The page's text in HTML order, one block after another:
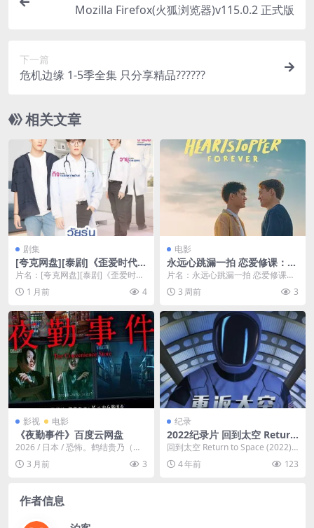
Mozilla Firefox(火狐浏览器)v115.0.2 正式版
下一篇
危机边缘 1-5季全集 只分享精品??????
相关文章
剧集
[夸克网盘][泰剧]《歪爱时代》
（1-2季）（2020-2021）同性
豆瓣6.8
片名：[夸克网盘][泰剧]《歪爱时
代》（1-2季）（2020-2021）同性
豆...1 月前 4
电影
永远心跳漏一拍 恋爱修课：直
到永远(台) / 心跳漏一拍(电影
版) / 心跳漏一拍：直到永远 /
心跳为你停：直到永远
片名：永远心跳漏一拍 恋爱修课：
直到永远(台) / 心跳漏一拍(电影版)
/ 心...3 周前 3
影视 电影
《夜勤事件》百度云网盘
2026 / 日本 / 恐怖。鹤结贵乃（南
琴奈 饰）是便利店的深夜兼职生，
像往常...
3 月前 3
纪录
2022纪录片 回到太空 Return
to Space (2022)/重返太空
(台) / 回归太空(港)
回到太空 Return to Space (2022)/
重返太空(台) / 回归...
4 年前 123
作者信息